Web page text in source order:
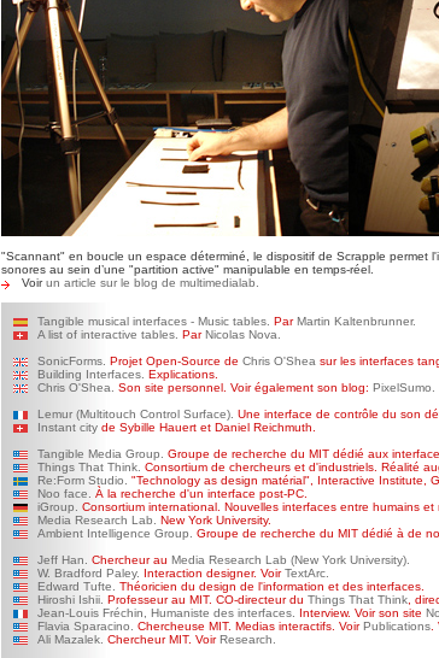
"Scannant" en boucle un espace déterminé, le dispositif de Scrapple permet
sonores au sein d’une "partition active" manipulable en temps-réel.
Voirun article sur le blog de multimedialab.
Tangible musical interfaces - Music tables. ParMartin Kaltenbrunner.
A list of interactive tables. ParNicolas Nova.
SonicForms. Projet Open-Source de Chris O'Shea sur les interfaces
Building Interfaces. Explications.
Chris O'Shea.
Son site personnel. Voir également son blog: PixelSumo.
Lemur (Multitouch Control Surface). Une interface de contrôle du son
Instant city de Sybille Hauert et Daniel Reichmuth.
Tangible Media Group.
Groupe de recherche du MIT dédié aux
Things That Think. Consortium de chercheurs et d'industriels. Réalité
Re:Form Studio.
"Technology as design matérial", Interactive Institute,
Noo face.
À la recherche d'un interface post-PC.
iGroup.
Consortium international. Nouvelles interfaces entre humains et
Media Research Lab.
New York University.
Ambient Intelligence Group.
Groupe de recherche du MIT dédié à de
Jeff Han.
Chercheur au Media Research Lab (New York University).
W. Bradford Paley. Interaction designer. VoirTextArc.
Edward Tufte.
Théoricien du design de l'information et des interfaces.
Hiroshi Ishii. Professeur au MIT. CO-directeur du Things That Think ,
Jean-Louis Fréchin, Humaniste des interfaces.
Interview. Voir son site
Flavia Sparacino.
Chercheuse MIT. Medias interactifs. VoirPublications
Ali Mazalek. Chercheur MIT. VoirResearch.